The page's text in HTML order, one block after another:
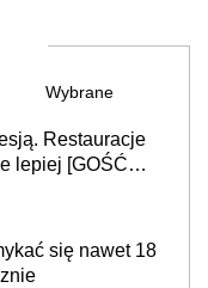
Wybrane
Restauracje
lepiej [GOŚĆ
się nawet 18